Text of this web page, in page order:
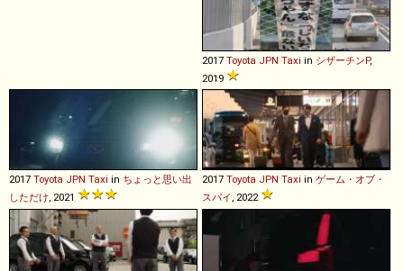
2017 Toyota JPN Taxi in シザーチンP,
2019
2017 Toyota JPN Taxi in ちょっと思い出
しただけ, 2021
2017 Toyota JPN Taxi in ゲーム・オブ・
スパイ, 2022